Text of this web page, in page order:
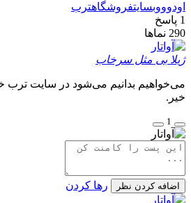
اودوووبسایتفروشگاهترب
1 پاسخ
290 نماها
ژیلا بی مثل سرخاب
می‌خواهیم بدانیم می‌شود در سایت ترب
خیر.
1
اضافه کردن نظر رها کردن